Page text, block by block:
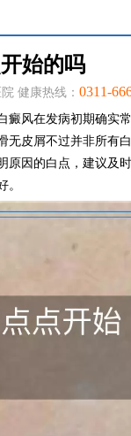
始的吗
健康热线： 0311-
癜风在发病初期确实
皮屑不过并非所有
原因的白点，建议及
。